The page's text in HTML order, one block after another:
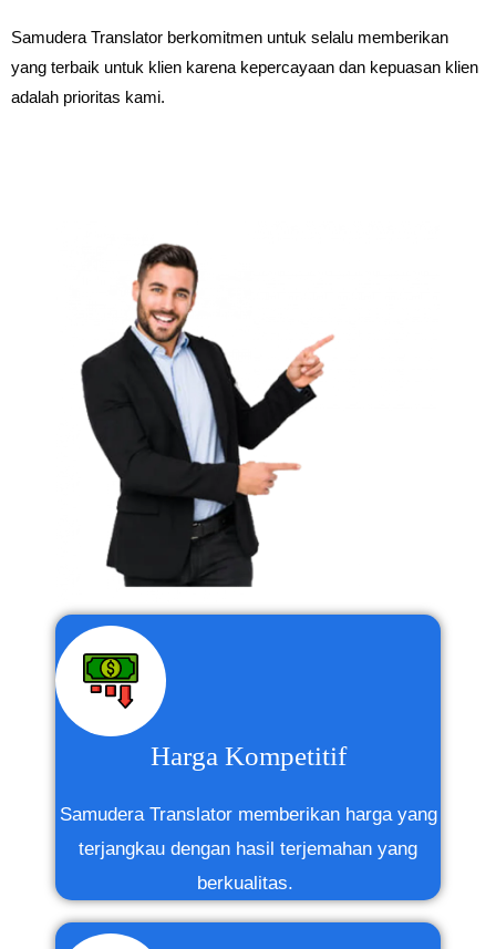
Samudera Translator berkomitmen untuk selalu memberikan
yang terbaik untuk klien karena kepercayaan dan kepuasan klien
adalah prioritas kami.
Harga Kompetitif
Samudera Translator memberikan harga yang
terjangkau dengan hasil terjemahan yang
berkualitas.